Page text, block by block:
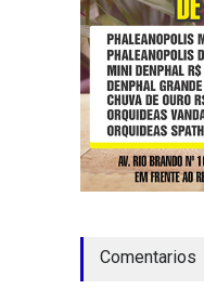
Comentarios